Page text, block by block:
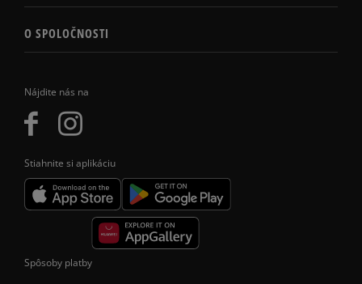
Nájdite nás na
Stiahnite si aplikáciu
O SPOLOČNOSTI
Spôsoby platby